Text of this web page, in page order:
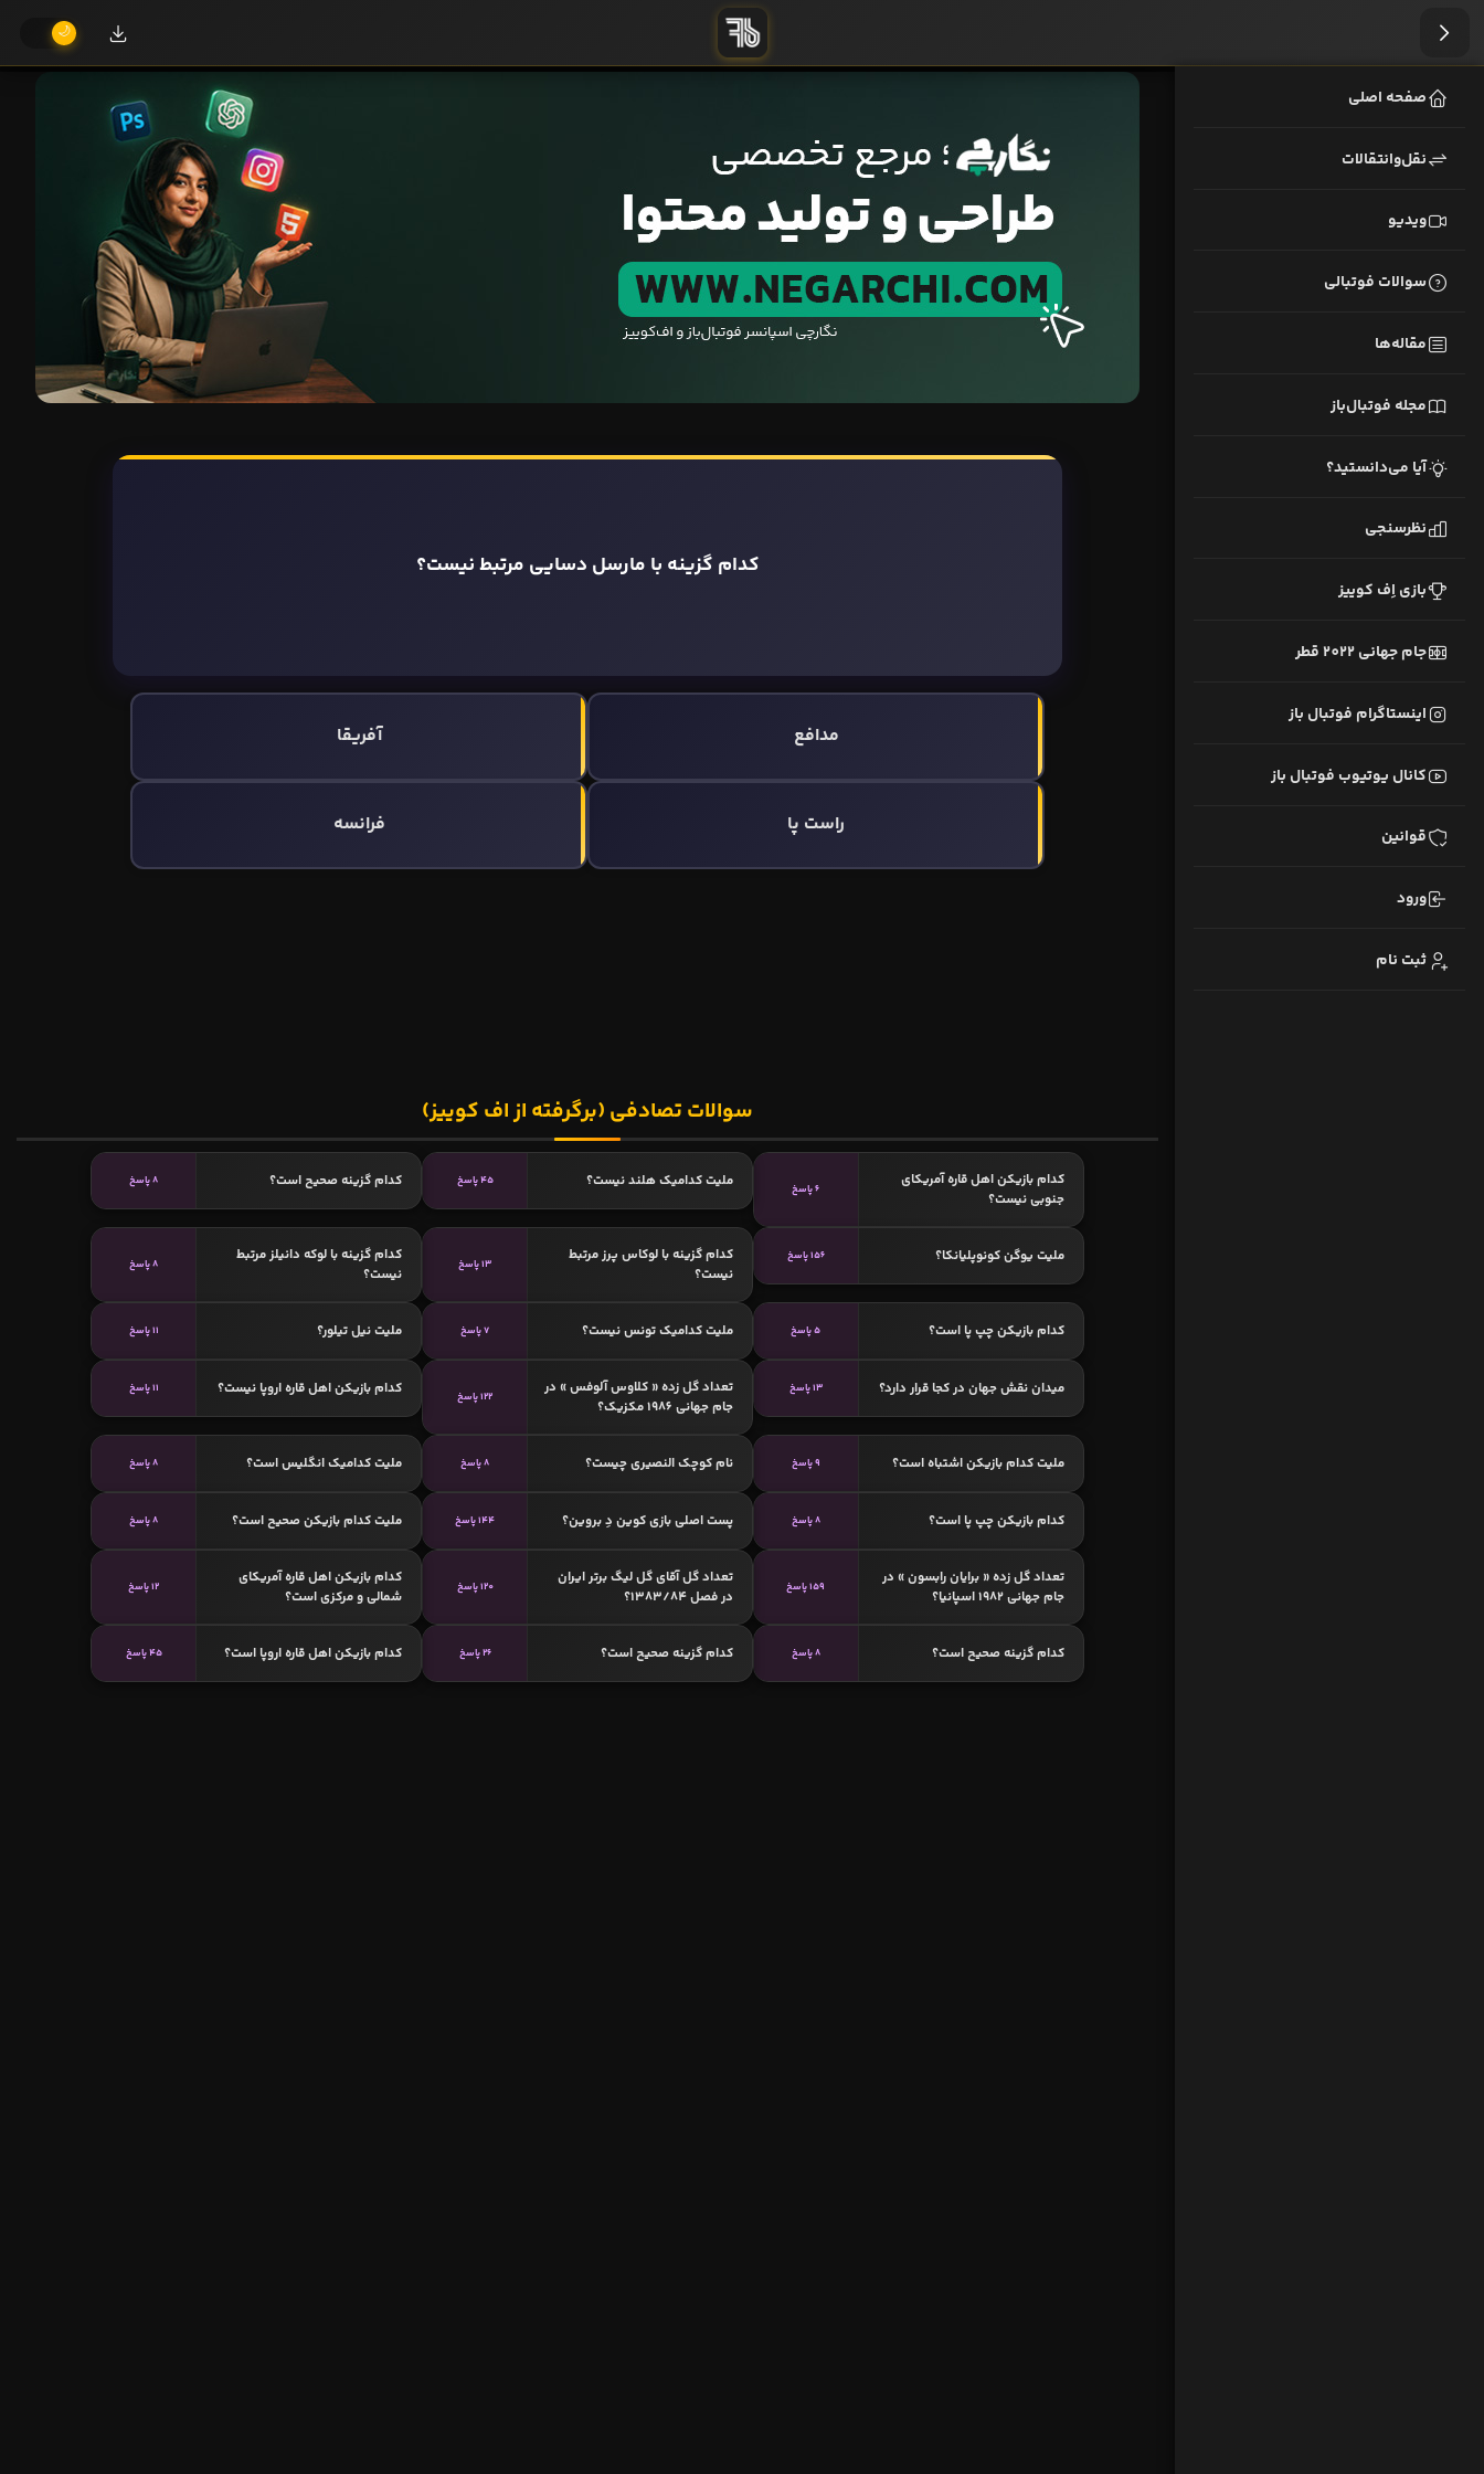
صفحه اصلی
نقل‌وانتقالات
ویدیو
سوالات فوتبالی
مقاله‌ها
مجله فوتبال‌باز
آیا می‌دانستید؟
نظرسنجی
بازی اِف کوییز
جام جهانی 2022 قطر
اینستاگرام فوتبال باز
کانال یوتیوب فوتبال باز
قوانین
ورود
ثبت نام
کدام گزینه با مارسل دسایی مرتبط نیست؟
مدافع آفریقا
راست پا فرانسه
سوالات تصادفی (برگرفته از اف کوییز)
کدام بازیکن اهل قاره آمریکای
جنوبی نیست؟
6 پاسخ ملیت کدامیک هلند نیست؟ 45 پاسخ کدام گزینه صحیح است؟ 8 پاسخ
ملیت یوگن کونوپلیانکا؟ 156 پاسخ
کدام گزینه با لوکاس پرز مرتبط
نیست؟
13 پاسخ
کدام گزینه با لوکه دانيلز مرتبط
نیست؟
8 پاسخ
کدام بازیکن چپ پا است؟ 5 پاسخ ملیت کدامیک تونس نیست؟ 7 پاسخ ملیت نیل تیلور؟ 11 پاسخ
میدان نقش جهان در کجا قرار دارد؟ 13 پاسخ
تعداد گل زده « کلاوس آلوفس » در
جام جهانی 1986 مکزیک؟
122 پاسخ کدام بازیکن اهل قاره اروپا نیست؟ 11 پاسخ
ملیت کدام بازیکن اشتباه است؟ 9 پاسخ نام کوچک النصیری چیست؟ 8 پاسخ ملیت کدامیک انگلیس است؟ 8 پاسخ
کدام بازیکن چپ پا است؟ 8 پاسخ پست اصلی بازی کوین دِ بروین؟ 144 پاسخ ملیت کدام بازیکن صحیح است؟ 8 پاسخ
تعداد گل زده « برایان رابسون » در
جام جهانی 1982 اسپانیا؟
159 پاسخ
تعداد گل آقای گل لیگ برتر ایران
در فصل 1383/84؟
120 پاسخ
کدام بازیکن اهل قاره آمریکای
شمالی و مرکزی است؟
12 پاسخ
کدام گزینه صحیح است؟ 8 پاسخ کدام گزینه صحیح است؟ 26 پاسخ کدام بازیکن اهل قاره اروپا است؟ 45 پاسخ